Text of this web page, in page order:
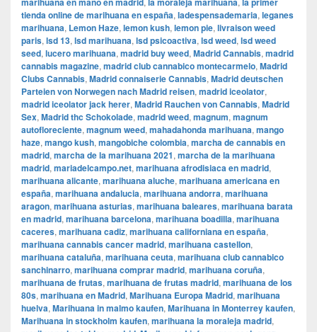
tienda online de marihuana en españa, ladespensademaria, leganes
marihuana, Lemon Haze, lemon kush, lemon pie, livraison weed
paris, lsd 13, lsd marihuana, lsd psicoactiva, lsd weed, lsd weed
seed, lucero marihuana, madrid buy weed, Madrid Cannabis, madrid
cannabis magazine, madrid club cannabico montecarmelo, Madrid
Clubs Cannabis, Madrid connaiserie Cannabis, Madrid deutschen
Parteien von Norwegen nach Madrid reisen, madrid iceolator,
madrid iceolator jack herer, Madrid Rauchen von Cannabis, Madrid
Sex, Madrid thc Schokolade, madrid weed, magnum, magnum
autofloreciente, magnum weed, mahadahonda marihuana, mango
haze, mango kush, mangobiche colombia, marcha de cannabis en
madrid, marcha de la marihuana 2021, marcha de la marihuana
madrid, mariadelcampo.net, marihuana afrodisiaca en madrid,
marihuana alicante, marihuana aluche, marihuana americana en
españa, marihuana andalucia, marihuana andorra, marihuana
aragon, marihuana asturias, marihuana baleares, marihuana barata
en madrid, marihuana barcelona, marihuana boadilla, marihuana
caceres, marihuana cadiz, marihuana californiana en españa,
marihuana cannabis cancer madrid, marihuana castellon,
marihuana cataluña, marihuana ceuta, marihuana club cannabico
sanchinarro, marihuana comprar madrid, marihuana coruña,
marihuana de frutas, marihuana de frutas madrid, marihuana de los
80s, marihuana en Madrid, Marihuana Europa Madrid, marihuana
huelva, Marihuana in malmo kaufen, Marihuana in Monterrey kaufen,
Marihuana in stockholm kaufen, marihuana la moraleja madrid,